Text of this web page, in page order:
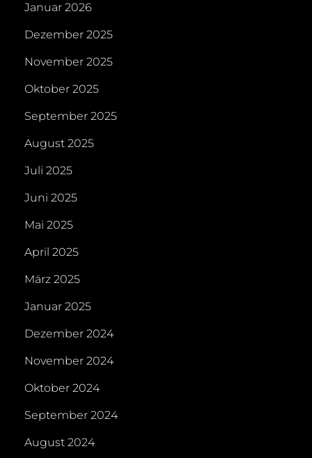
Januar 2026
Dezember 2025
November 2025
Oktober 2025
September 2025
August 2025
Juli 2025
Juni 2025
Mai 2025
April 2025
März 2025
Januar 2025
Dezember 2024
November 2024
Oktober 2024
September 2024
August 2024